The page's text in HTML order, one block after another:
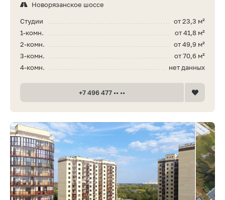
Новорязанское шоссе
от 23,3 м²
Студии
от 41,8 м²
1-комн.
от 49,9 м²
2-комн.
от 70,6 м²
3-комн.
нет данных
4-комн.
+7 496 477 •• ••